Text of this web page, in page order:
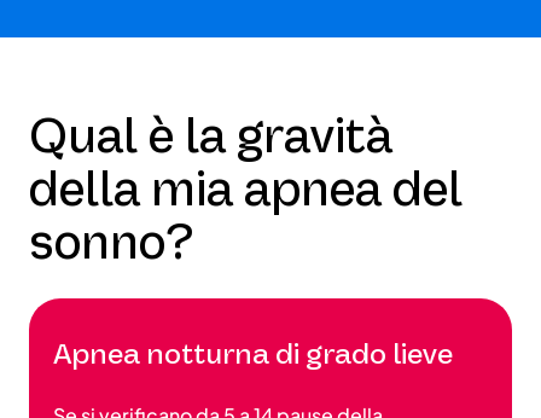
Qual è la gravità
della mia apnea del
sonno?
Apnea notturna di grado lieve